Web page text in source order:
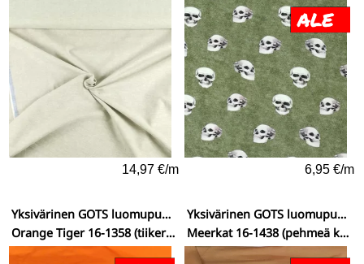
14,97 €/m 6,95 €/m
Yksivärinen GOTS luomupuuvillatrikoo (New York)
Orange Tiger 16-1358 (tiikerin oranssi)
Yksivärinen GOTS luomupuuvillatrikoo (New York)
Meerkat 16-1438 (pehmeä kanelinruskea)